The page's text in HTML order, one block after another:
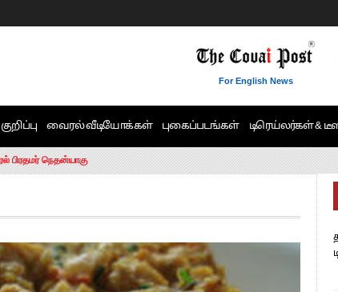
For English News
வைரல் வீடியோக்கள் புகைப்படங்கள் டிரெய்லர்கள் &
பிரதமர் நெதன்யாகு
விஜய்
திமுக”- பாமக தலைவர் அன்புமணி ராமதாஸ்
கருத்து கிடையாது – கார்த்தி சிதம்பரம்